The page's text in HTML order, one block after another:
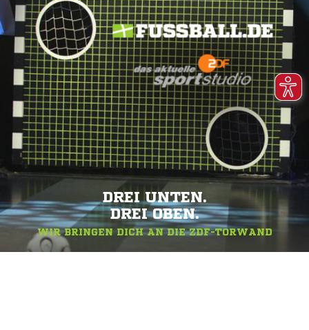
DREI UNTEN.
DREI OBEN.
WIR BRINGEN DICH AN DIE ZDF-TORWAND